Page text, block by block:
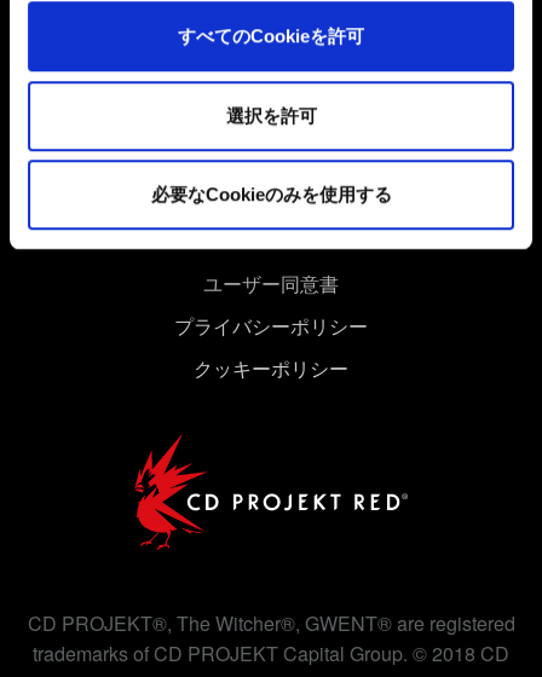
うなコンテンツをお届けするために、一部のCookieをパ
これらのオプションが有効になることはありません。
細は、下記の「設定」メニューでご確認ください。
すべてのCookieを許可
選択を許可
必要なCookieのみを使用する
日本語
ソーシャルメディア
ユーザー同意書
プライバシーポリシー
クッキーポリシー
CD PROJEKT®, The Witcher®, GWENT® are registered
trademarks of CD PROJEKT Capital Group. © 2018 CD